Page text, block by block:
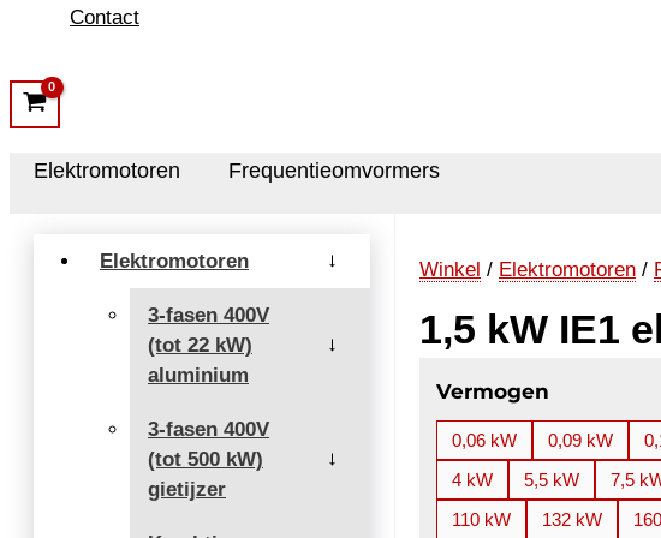
Contact
Elektromotoren Frequentieomvormers
Elektromotoren →
3-fasen 400V
(tot 22 kW)
aluminium
→
3-fasen 400V
(tot 500 kW)
gietijzer
→
Winkel / Elektromotoren /
1,5 kW IE1
Vermogen
0,06 kW 0,09 kW
4 kW
5,5 kW 7,5
110 kW
132 kW